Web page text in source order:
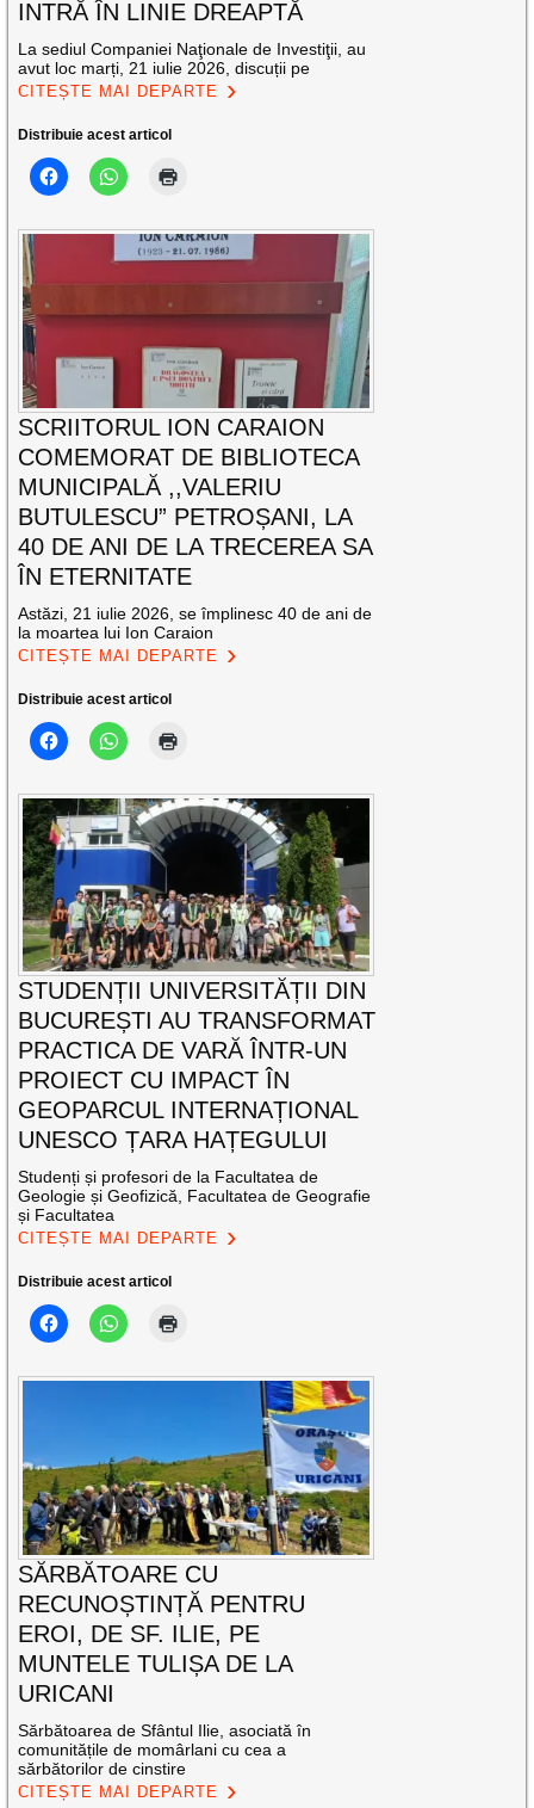
INTRĂ ÎN LINIE DREAPTĂ
La sediul Companiei Naţionale de Investiţii, au
avut loc marți, 21 iulie 2026, discuții pe
CITEȘTE MAI DEPARTE
Distribuie acest articol
SCRIITORUL ION CARAION
COMEMORAT DE BIBLIOTECA
MUNICIPALĂ ,,VALERIU
BUTULESCU” PETROȘANI, LA
40 DE ANI DE LA TRECEREA SA
ÎN ETERNITATE
Astăzi, 21 iulie 2026, se împlinesc 40 de ani de
la moartea lui Ion Caraion
CITEȘTE MAI DEPARTE
Distribuie acest articol
STUDENȚII UNIVERSITĂȚII DIN
BUCUREȘTI AU TRANSFORMAT
PRACTICA DE VARĂ ÎNTR-UN
PROIECT CU IMPACT ÎN
GEOPARCUL INTERNAȚIONAL
UNESCO ȚARA HAȚEGULUI
Studenți și profesori de la Facultatea de
Geologie și Geofizică, Facultatea de Geografie
și Facultatea
CITEȘTE MAI DEPARTE
Distribuie acest articol
SĂRBĂTOARE CU
RECUNOȘTINȚĂ PENTRU
EROI, DE SF. ILIE, PE
MUNTELE TULIȘA DE LA
URICANI
Sărbătoarea de Sfântul Ilie, asociată în
comunitățile de momârlani cu cea a
sărbătorilor de cinstire
CITEȘTE MAI DEPARTE